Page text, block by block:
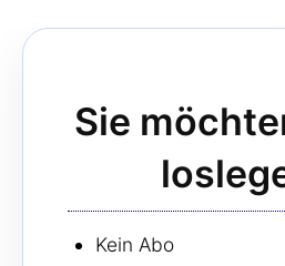
Sie
Kein Abo